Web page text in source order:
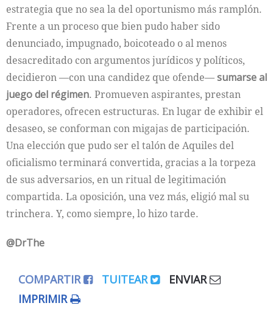
estrategia que no sea la del oportunismo más ramplón.
Frente a un proceso que bien pudo haber sido
denunciado, impugnado, boicoteado o al menos
desacreditado con argumentos jurídicos y políticos,
decidieron —con una candidez que ofende—sumarse al
juego del régimen. Promueven aspirantes, prestan
operadores, ofrecen estructuras. En lugar de exhibir el
desaseo, se conforman con migajas de participación.
Una elección que pudo ser el talón de Aquiles del
oficialismo terminará convertida, gracias a la torpeza
de sus adversarios, en un ritual de legitimación
compartida. La oposición, una vez más, eligió mal su
trinchera. Y, como siempre, lo hizo tarde.
@DrThe
COMPARTIR TUITEAR
ENVIAR
IMPRIMIR